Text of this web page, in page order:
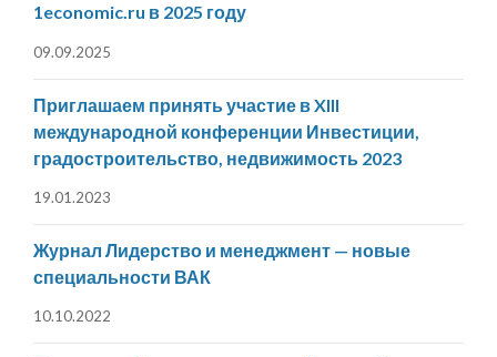
1economic.ru в 2025 году
09.09.2025
Приглашаем принять участие в XIII
международной конференции Инвестиции,
градостроительство, недвижимость 2023
19.01.2023
Журнал Лидерство и менеджмент — новые
специальности ВАК
10.10.2022